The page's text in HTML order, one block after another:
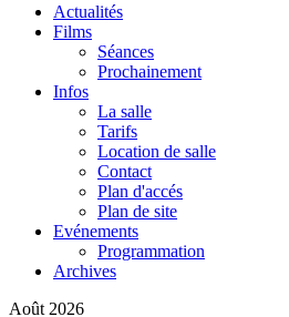
Actualités
Films
Séances
Prochainement
Infos
La salle
Tarifs
Location de salle
Contact
Plan d'accés
Plan de site
Evénements
Programmation
Archives
Août 2026